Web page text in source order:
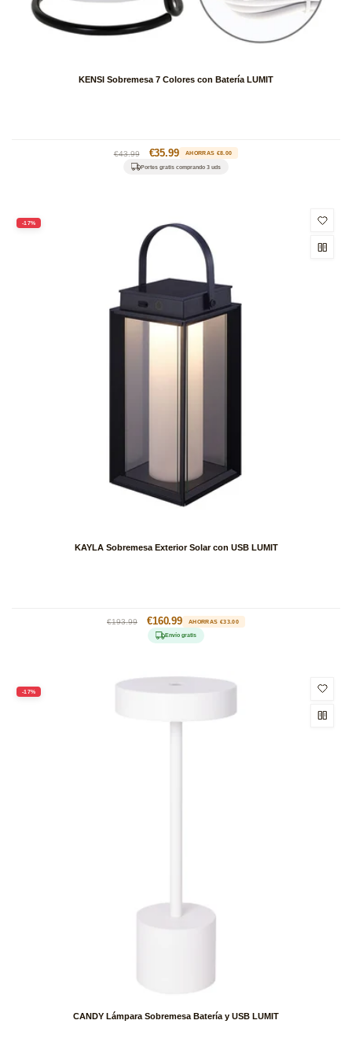
KENSI Sobremesa 7 Colores con Batería LUMIT
Precio
habitual
€43.99
Precio
de
€35.99 AHORRAS €8.00
Portes gratis comprando 3 uds
-17%
KAYLA Sobremesa Exterior Solar con USB LUMIT
Precio
€193.99
Precio
de
oferta
€160.99 AHORRAS €33.00
Envío gratis
-17%
CANDY Lámpara Sobremesa Batería y USB LUMIT